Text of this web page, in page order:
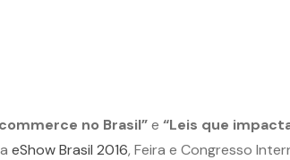
no Brasil”e “Leis que
eShow Brasil 2016, Feira e Congresso